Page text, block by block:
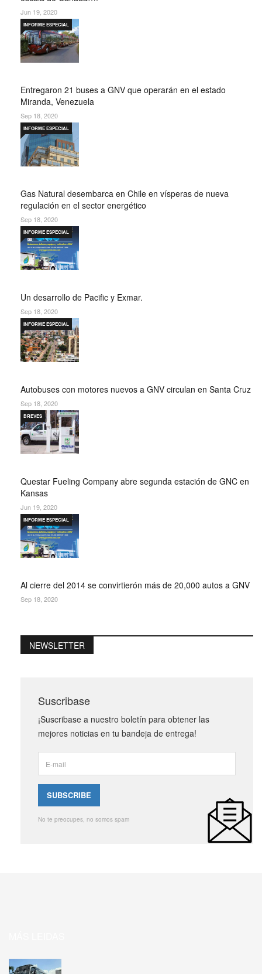
Jun 19, 2020
Entregaron 21 buses a GNV que operarán en el estado
Miranda, Venezuela
INFORME ESPECIAL
Sep 18, 2020
Gas Natural desembarca en Chile en vísperas de nueva
regulación en el sector energético
INFORME ESPECIAL
Sep 18, 2020
Un desarrollo de Pacific y Exmar.
INFORME ESPECIAL
Sep 18, 2020
Autobuses con motores nuevos a GNV circulan en Santa Cruz
INFORME ESPECIAL
Sep 18, 2020
Questar Fueling Company abre segunda estación de GNC en
Kansas
BREVES
Jun 19, 2020
Al cierre del 2014 se convirtierón más de 20,000 autos a GNV
INFORME ESPECIAL
Sep 18, 2020
NEWSLETTER
Suscribase
¡Suscribase a nuestro boletín para obtener las
mejores noticias en tu bandeja de entrega!
No te preocupes, no somos spam